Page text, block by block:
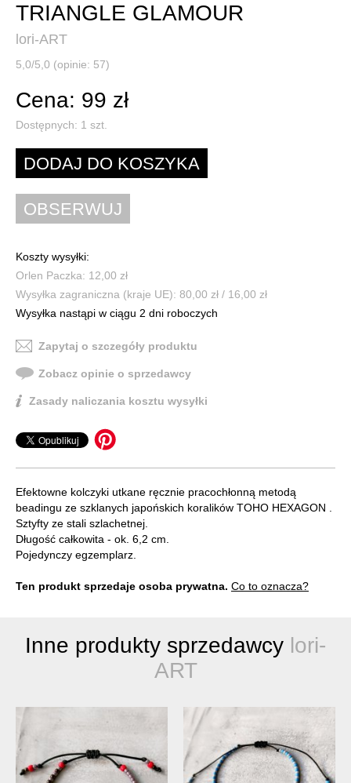
TRIANGLE GLAMOUR
lori-ART
5,0/5,0 (opinie: 57)
Cena: 99 zł
Dostępnych: 1 szt.
Koszty wysyłki:
Orlen Paczka: 12,00 zł
Wysyłka zagraniczna (kraje UE): 80,00 zł / 16,00 zł
Wysyłka nastąpi w ciągu 2 dni roboczych
Zapytaj o szczegóły produktu
Zobacz opinie o sprzedawcy
Zasady naliczania kosztu wysyłki
Efektowne kolczyki utkane ręcznie pracochłonną metodą
beadingu ze szklanych japońskich koralików TOHO HEXAGON .
Sztyfty ze stali szlachetnej.
Długość całkowita - ok. 6,2 cm.
Pojedynczy egzemplarz.
Ten produkt sprzedaje osoba prywatna. Co to oznacza?
Inne produkty sprzedawcy lori-
ART